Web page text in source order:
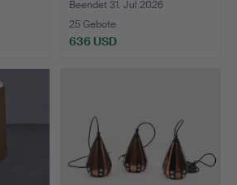
JUGENDSTIL, …
Beendet 31. Jul 2026
25 Gebote
636 USD